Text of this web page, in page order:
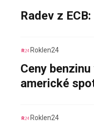
Radev z
Roklen24
Ceny
americké
Roklen24